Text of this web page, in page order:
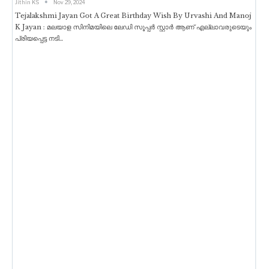
Jithin KS Nov 29, 2024
Tejalakshmi Jayan Got A Great Birthday Wish By Urvashi And Manoj
K Jayan : മലയാള സിനിമയിലെ ലേഡി സൂപ്പർ സ്റ്റാർ ആണ് എല്ലാവരുടെയും
പ്രിയപ്പെട്ട നടി…